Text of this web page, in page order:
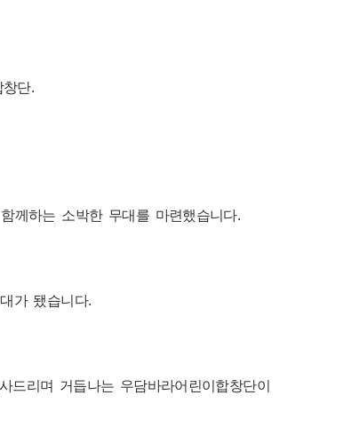
단.
께하는 소박한 무대를 마련했습니다.
가 됐습니다.
리며 거듭나는 우담바라어린이합창단이